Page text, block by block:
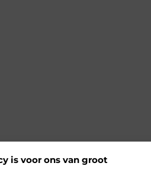
is voor ons van groot